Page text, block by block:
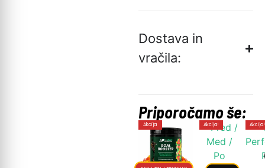
Dostava in
vračila:
Priporočamo še:
Akcija Akcija! Akcija!